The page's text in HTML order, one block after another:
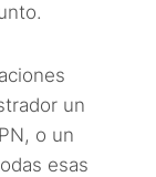
un
o un
esas